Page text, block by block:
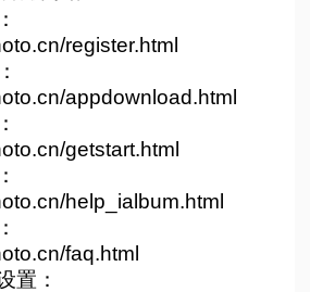
register.html
appdownload.html
getstart.html
help_ialbum.html
faq.html
置：